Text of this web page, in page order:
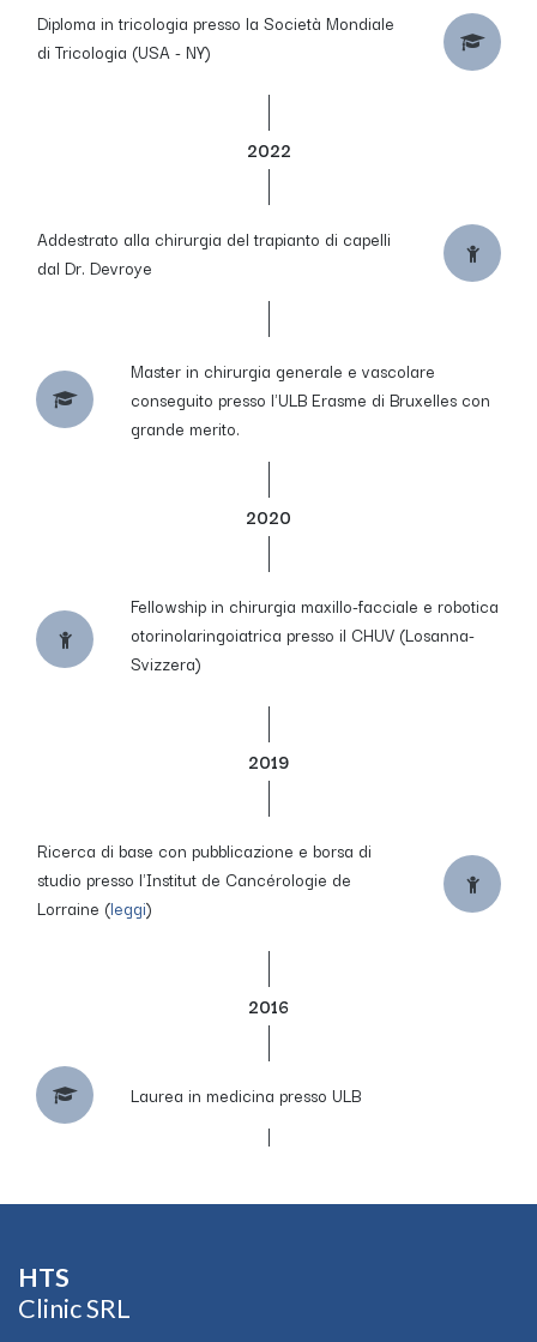
Diploma in tricologia presso la Società Mondiale
di Tricologia (USA - NY)
2022
Addestrato alla chirurgia del trapianto di capelli
dal Dr. Devroye
Master in chirurgia generale e vascolare
conseguito presso l'ULB Erasme di Bruxelles con
grande merito.
2020
Fellowship in chirurgia maxillo-facciale e robotica
otorinolaringoiatrica presso il CHUV (Losanna-
Svizzera)
2019
Ricerca di base con pubblicazione e borsa di
studio presso l'Institut de Cancérologie de
Lorraine (leggi)
2016
Laurea in medicina presso ULB
HTS​
Clinic SRL